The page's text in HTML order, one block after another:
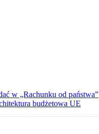
w „Rachunku od państwa”
budżetowa UE